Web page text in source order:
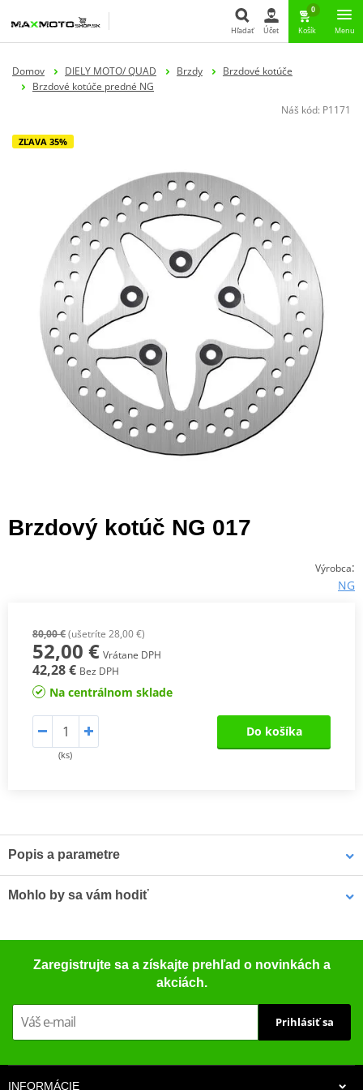
Hľadať Účet
0
Košík Menu
Domov DIELY MOTO/ QUAD Brzdy
Brzdové kotúče
Brzdové kotúče predné NG
Náš kód: P1171
ZĽAVA 35%
Brzdový kotúč NG 017
Výrobca:
NG
80,00 €(ušetríte 28,00 €)
52,00 € Vrátane DPH
42,28 € Bez DPH
Na centrálnom sklade
(ks)
Do košíka
Popis a parametre
Výrobca
Thickness (mm)
4,0
(mm)
60
Number of holes
(mm)
8,5
Mohlo by sa vám hodiť
ml (ideálny pre dielne)
Zaregistrujte sa a získajte prehľad o novinkách a
akciách.
Prihlásiť sa
INFORMÁCIE